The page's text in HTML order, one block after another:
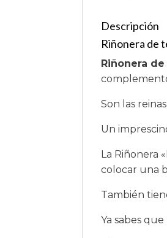
Descripción
Riñonera de
Riñonera
Son las
Un
La Riñonera
colocar una
También
Ya sabes